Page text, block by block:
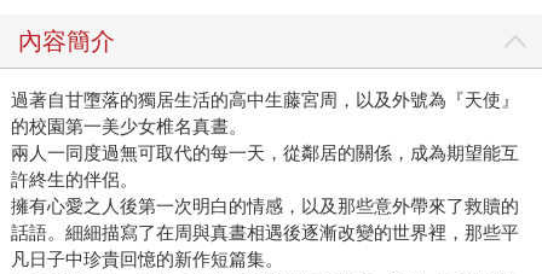
內容簡介
過著自甘墮落的獨居生活的高中生藤宮周，以及外號為『天使』
的校園第一美少女椎名真晝。
兩人一同度過無可取代的每一天，從鄰居的關係，成為期望能互
許終生的伴侶。
擁有心愛之人後第一次明白的情感，以及那些意外帶來了救贖的
話語。細細描寫了在周與真晝相遇後逐漸改變的世界裡，那些平
凡日子中珍貴回憶的新作短篇集。